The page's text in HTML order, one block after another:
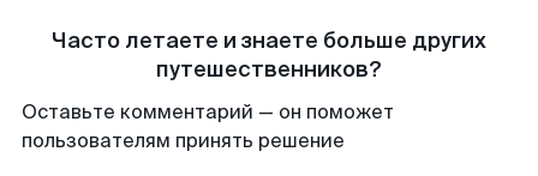
Часто летаете и знаете больше других
путешественников?
Оставьте комментарий — он поможет
пользователям принять решение